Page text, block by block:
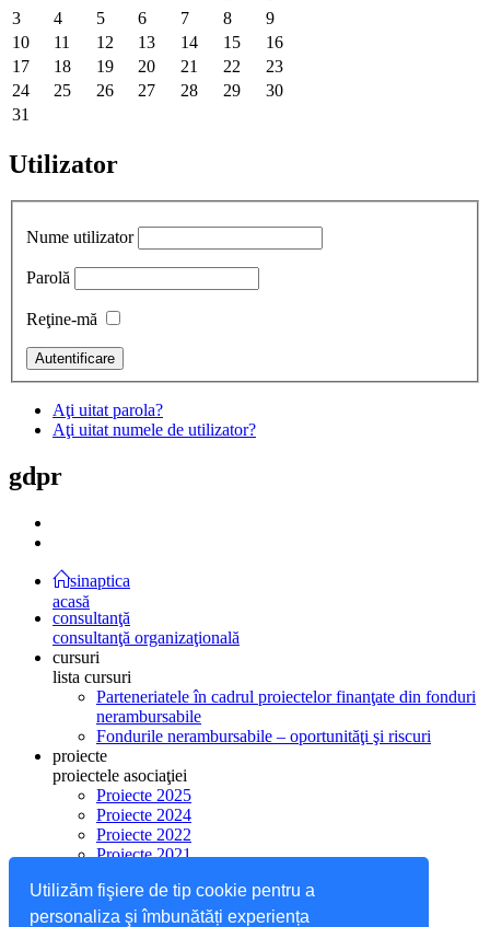
Utilizăm fişiere de tip cookie pentru a
personaliza şi îmbunătăți experiența
3
4 5 6 7 8
9
10
11 12 13 14 15
16
17
18 19 20 21 22
23
24
25 26 27 28 29
30
31
Utilizator
Nume utilizator
Parolă
Reţine-mă
Aţi uitat parola?
Aţi uitat numele de utilizator?
gdpr
sinaptica
acasă
consultanţă
consultanţă organizaţională
cursuri
lista cursuri
Parteneriatele în cadrul proiectelor finanţate din fonduri
nerambursabile
Fondurile nerambursabile – oportunităţi şi riscuri
proiecte
proiectele asociaţiei
Proiecte 2025
Proiecte 2024
Proiecte 2022
Proiecte 2021
Proiecte 2019
Proiecte 2018